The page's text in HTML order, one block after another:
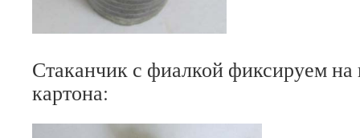
Стаканчик с фиалкой фиксируем на
картона: